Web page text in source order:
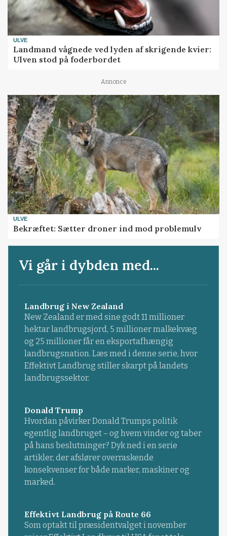
ULVE
Landmand vågnede ved lyden af skrigende kvier:
Ulven stod på foderbordet
Annonce
ULVE
Bekræftet: Sætter droner ind mod problemulv
Vi går i dybden med...
Landbrug i New Zealand
New Zealand er med sine godt 11 millioner
hektar landbrugsjord, 5 millioner malkekvæg
og 25 millioner får en eksportafhængig
landbrugsnation. Læs med i denne serie, hvor
Effektivt Landbrug stiller skarpt på landets
landbrugssektor.
Donald Trump
Hvordan påvirker Donald Trumps politik
egentlig landbruget – og hvem vinder og taber
på hans beslutninger? Dyk ned i en serie
artikler, der afslører overraskende
konsekvenser for både marker, maskiner og
marked.
Effektivt Landbrug på Route 66
Som optakt til præsidentvalget i november